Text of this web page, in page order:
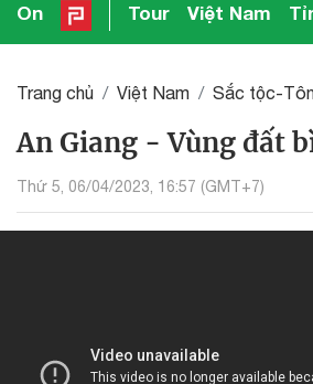
On Tour Việt Nam
Trang chủ Việt Nam Sắc tộc-
An Giang - Vùng đất
Thứ 5, 06/04/2023, 16:57 (GMT+7)